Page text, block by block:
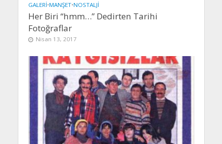
GALERI•MANŞET•NOSTALJI
Her Biri “hmm…” Dedirten Tarihi
Fotoğraflar
Nisan 13, 2017